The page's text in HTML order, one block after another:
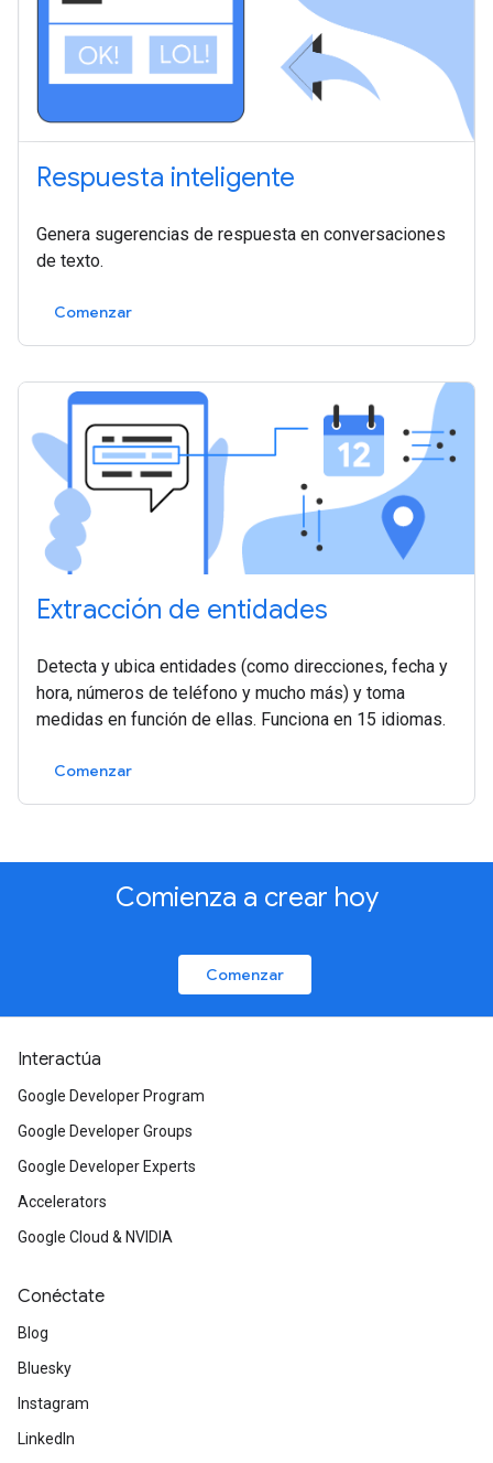
Respuesta inteligente
Genera sugerencias de respuesta en conversaciones
de texto.
Comenzar
Extracción de entidades
Detecta y ubica entidades (como direcciones, fecha y
hora, números de teléfono y mucho más) y toma
medidas en función de ellas. Funciona en 15 idiomas.
Comenzar
Comienza a crear hoy
Comenzar
Interactúa
Google Developer Program
Google Developer Groups
Google Developer Experts
Accelerators
Google Cloud & NVIDIA
Conéctate
Blog
Bluesky
Instagram
LinkedIn